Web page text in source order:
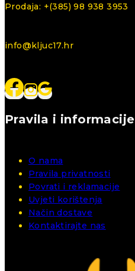
Prodaja: +(385) 98 938 3953
info@kljuc17.hr
Pravila i informacije
O nama
Pravila privatnosti
Povrati i reklamacije
Uvjeti korištenja
Način dostave
Kontaktirajte nas